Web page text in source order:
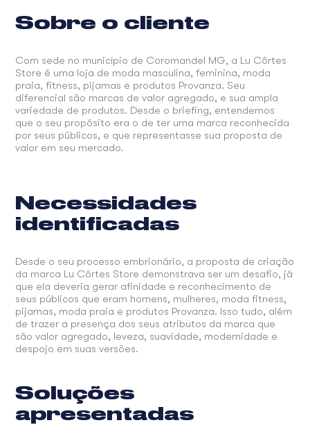
Sobre o cliente
Com sede no município de Coromandel MG, a Lu Côrtes
Store é uma loja de moda masculina, feminina, moda
praia, fitness, pijamas e produtos Provanza. Seu
diferencial são marcas de valor agregado, e sua ampla
variedade de produtos. Desde o briefing, entendemos
que o seu propósito era o de ter uma marca reconhecida
por seus públicos, e que representasse sua proposta de
valor em seu mercado.
Necessidades
identificadas
Desde o seu processo embrionário, a proposta de criação
da marca Lu Côrtes Store demonstrava ser um desafio, já
que ela deveria gerar afinidade e reconhecimento de
seus públicos que eram homens, mulheres, moda fitness,
pijamas, moda praia e produtos Provanza. Isso tudo, além
de trazer a presença dos seus atributos da marca que
são valor agregado, leveza, suavidade, modernidade e
despojo em suas versões.
Soluções
apresentadas